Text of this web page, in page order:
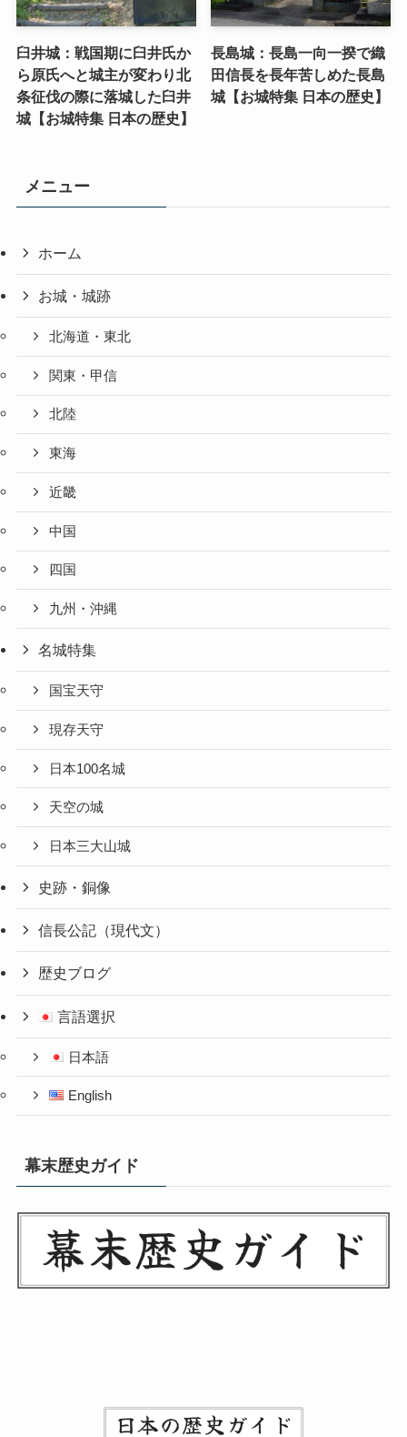
臼井城：戦国期に臼井氏か
ら原氏へと城主が変わり北
条征伐の際に落城した臼井
城【お城特集 日本の歴史】
長島城：長島一向一揆で織
田信長を長年苦しめた長島
城【お城特集 日本の歴史】
メニュー
ホーム
お城・城跡
北海道・東北
関東・甲信
北陸
東海
近畿
中国
四国
九州・沖縄
名城特集
国宝天守
現存天守
日本100名城
天空の城
日本三大山城
史跡・銅像
信長公記（現代文）
歴史ブログ
言語選択
日本語
English
幕末歴史ガイド